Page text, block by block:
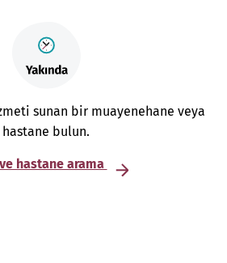
sunan bir muayenehane veya
hastane bulun.
hastane arama